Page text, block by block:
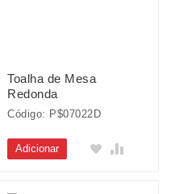
Toalha de Mesa
Redonda
Código: P$07022D
Adicionar